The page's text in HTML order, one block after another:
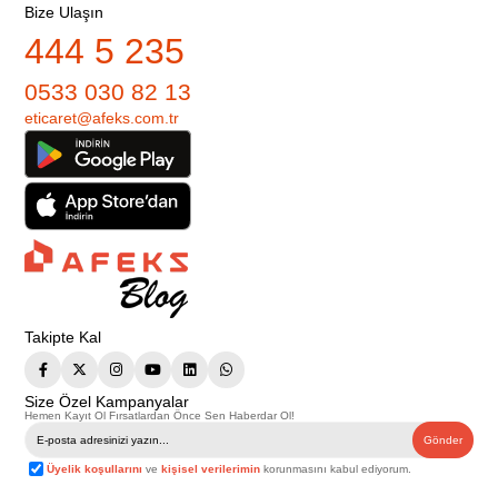
Bize Ulaşın
444 5 235
0533 030 82 13
eticaret@afeks.com.tr
Takipte Kal
Size Özel Kampanyalar
Hemen Kayıt Ol Fırsatlardan Önce Sen Haberdar Ol!
Gönder
Üyelik koşullarını vekişisel verilerimin korunmasını kabul ediyorum.